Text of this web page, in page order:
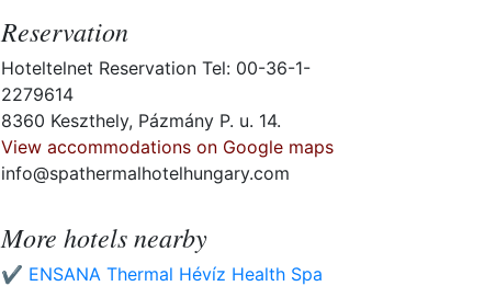
Reservation
Hoteltelnet Reservation Tel: 00-36-1-
2279614
8360 Keszthely, Pázmány P. u. 14.
View accommodations on Google maps
info@spathermalhotelhungary.com
More hotels nearby
✔️ ENSANA Thermal Hévíz Health Spa